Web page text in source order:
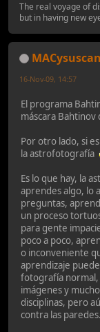
The real voyage of
but in having new
16-Nov-09, 14:57
El programa
máscara
Por otro lado, si
la astrofotografía
Es lo que hay, la
aprendes algo, lo
preguntas,
un proceso
para gente
poco a poco,
o inconveniente
aprendizaje
fotografía normal,
imágenes y
disciplinas, pero
contra las paredes.